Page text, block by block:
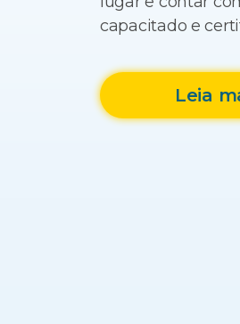
capacitado e
Leia